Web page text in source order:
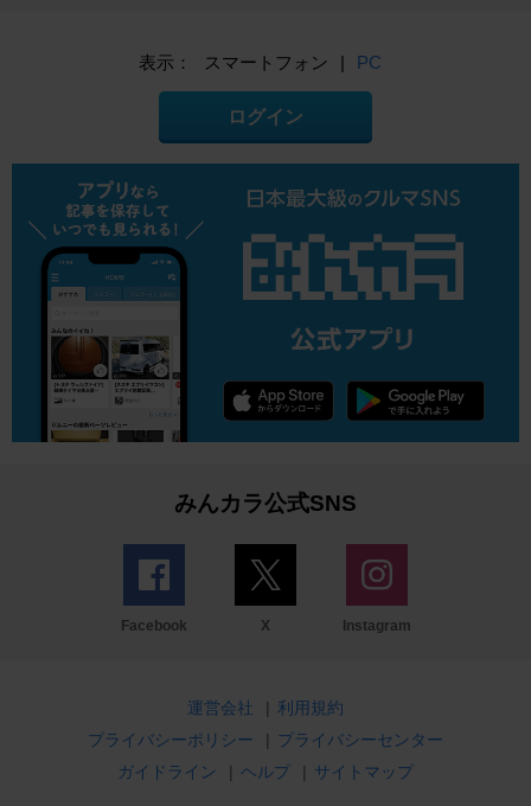
表示： スマートフォン | PC
ログイン
みんカラ公式SNS
Facebook X Instagram
運営会社 | 利用規約
プライバシーポリシー
| プライバシーセンター
ガイドライン
| ヘルプ | サイトマップ